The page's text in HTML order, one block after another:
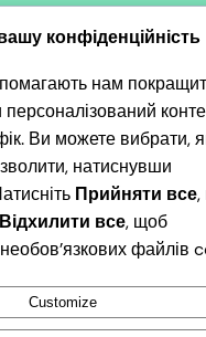
складним і
не може
мир у конфлікті,
та глобальні
(станом на
ведуться
Китай грає…
конфіденційність
нам
Ви можете вибрати,
натиснувши
Прийняти все
Відхилити все, щоб
файлів
Customize